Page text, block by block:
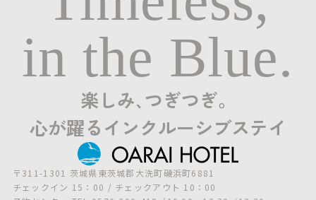
in the Blue.
楽しみ､つぎつぎ。
心が躍るインクルーシブステイ
〒311-1301 茨城県東茨城郡大洗町磯浜町6881
チェックイン 15：00 / チェックアウト 10：00